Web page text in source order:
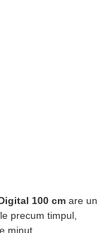
100 cm are un
precum timpul,
minut.